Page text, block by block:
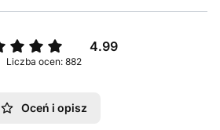
4.99
Liczba ocen: 882
Oceń i opisz